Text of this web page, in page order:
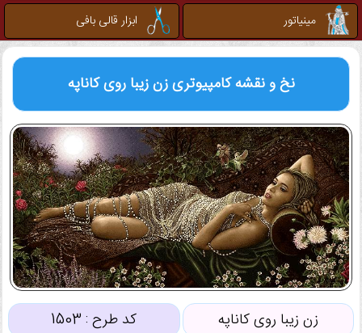
مینیاتور
ابزار قالی بافی
نخ و نقشه کامپیوتریزن زیبا روی کاناپه
زن زیبا روی کاناپه کد طرح : 1503